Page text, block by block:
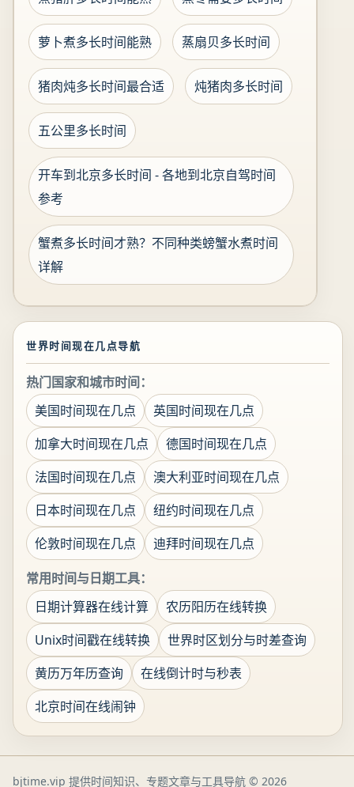
萝卜煮多长时间能熟 蒸扇贝多长时间
猪肉炖多长时间最合适 炖猪肉多长时间
五公里多长时间
开车到北京多长时间 - 各地到北京自驾时间
参考
蟹煮多长时间才熟？不同种类螃蟹水煮时间
详解
世界时间现在几点导航
热门国家和城市时间：
美国时间现在几点
英国时间现在几点
加拿大时间现在几点
德国时间现在几点
法国时间现在几点
澳大利亚时间现在几点
日本时间现在几点
纽约时间现在几点
伦敦时间现在几点
迪拜时间现在几点
常用时间与日期工具：
日期计算器在线计算
农历阳历在线转换
Unix时间戳在线转换
世界时区划分与时差查询
黄历万年历查询
在线倒计时与秒表
北京时间在线闹钟
bjtime.vip 提供时间知识、专题文章与工具导航 © 2026